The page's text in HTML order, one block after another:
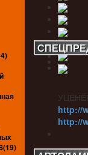
http://
http://